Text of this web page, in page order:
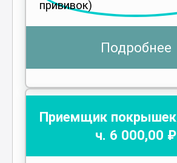
Подробнее
Приемщик покрышек
ч. 6 000,00 ₽